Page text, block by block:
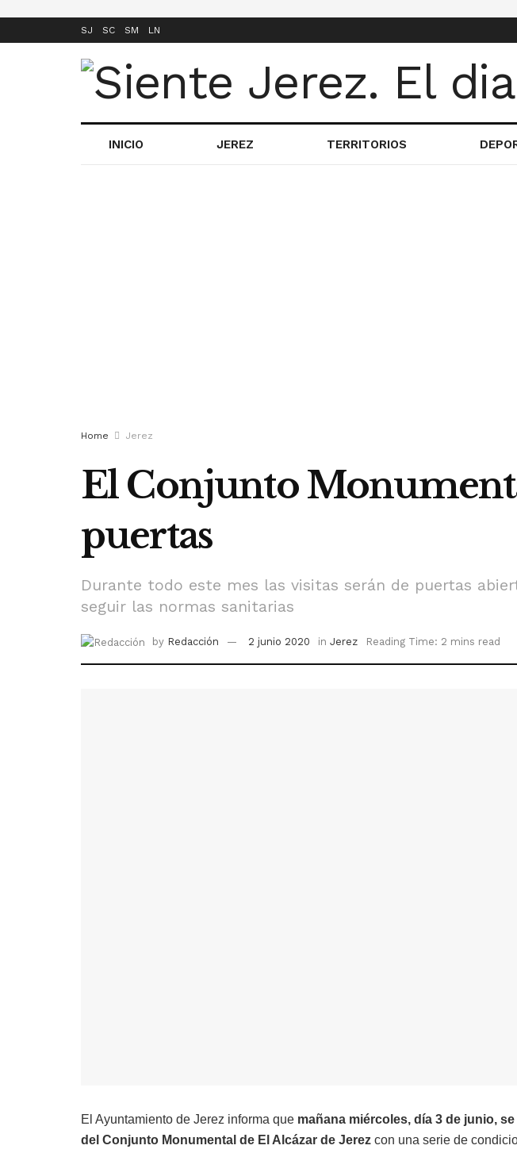
SJ SC SM LN
INICIO JEREZ TERRITORIOS
Home Jerez
El Conjunto
puertas
Durante todo este mes las visitas serán de puertas
seguir las normas sanitarias
by Redacción 2 junio 2020 in Jerez Reading Time: 2 mins read
El Ayuntamiento de Jerez informa que mañana miércoles, día 3 de junio,
del Conjunto Monumental de El Alcázar de Jerez con una serie de